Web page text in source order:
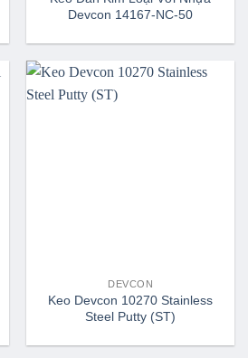
Devcon 14167-NC-50
DEVCON
Keo Devcon 10270 Stainless
Steel Putty (ST)